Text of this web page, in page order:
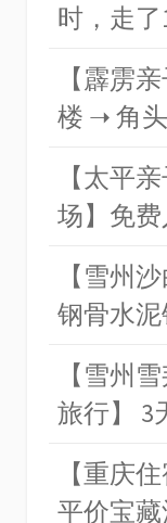
时，走了
【霹雳
楼 ➝ 角
【太平
场】免
【雪州
钢骨水泥
【雪州
旅行】 3
【重庆
平价宝藏